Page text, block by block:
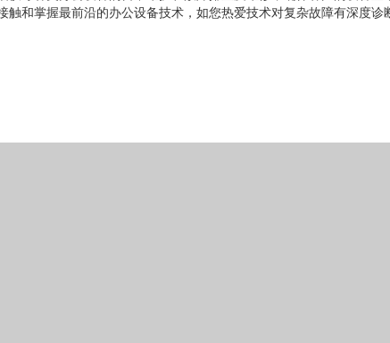
触和掌握最前沿的办公设备技术，如您热爱技术对复杂故障有深度诊